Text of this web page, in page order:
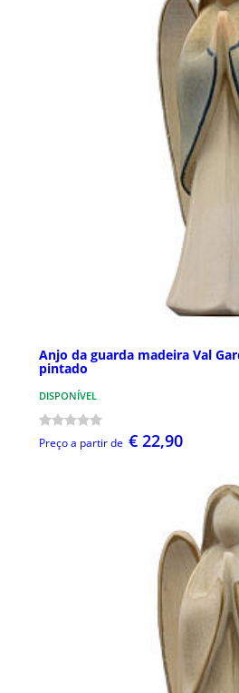
Anjo da guarda madeira Val
pintado
DISPONÍVEL
Preço a partir de € 22,90